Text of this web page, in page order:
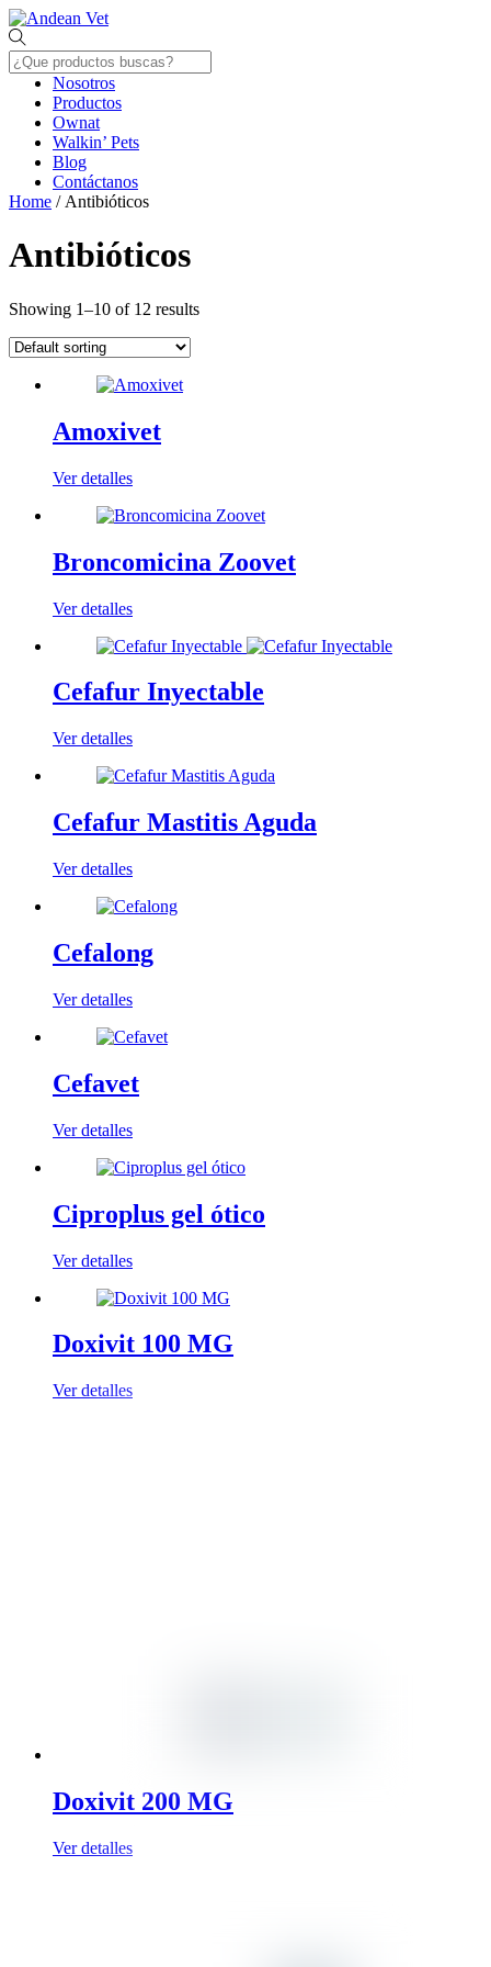
Skip
to
content
Menu
Nosotros
Productos
Ownat
Walkin’ Pets
Blog
Contáctanos
Close
Home / Antibióticos
Antibióticos
Showing 1–10 of 12 results
Amoxivet
Ver detalles
Broncomicina Zoovet
Ver detalles
Cefafur Inyectable
Ver detalles
Cefafur Mastitis Aguda
Ver detalles
Cefalong
Ver detalles
Cefavet
Ver detalles
Ciproplus gel ótico
Ver detalles
Doxivit 100 MG
Ver detalles
Doxivit 200 MG
Ver detalles